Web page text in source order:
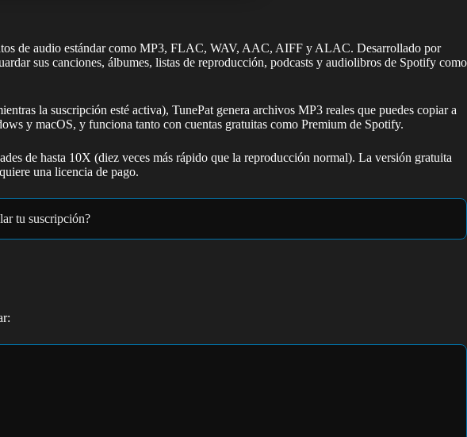
de audio estándar como MP3, FLAC, WAV, AAC, AIFF y ALAC. Desarrollado por
sus canciones, álbumes, listas de reproducción, podcasts y audiolibros de Spotify como
la suscripción esté activa), TunePat genera archivos MP3 reales que puedes copiar a
y macOS, y funciona tanto con cuentas gratuitas como Premium de Spotify.
de hasta 10X (diez veces más rápido que la reproducción normal). La versión gratuita
una licencia de pago.
tu suscripción?